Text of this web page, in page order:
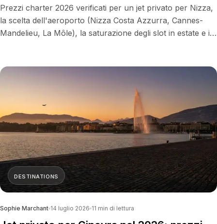
Prezzi charter 2026 verificati per un jet privato per Nizza,
la scelta dell'aeroporto (Nizza Costa Azzurra, Cannes-
Mandelieu, La Môle), la saturazione degli slot in estate e il
DESTINATIONS
Sophie Marchant 14 luglio 2026 11 min di lettura